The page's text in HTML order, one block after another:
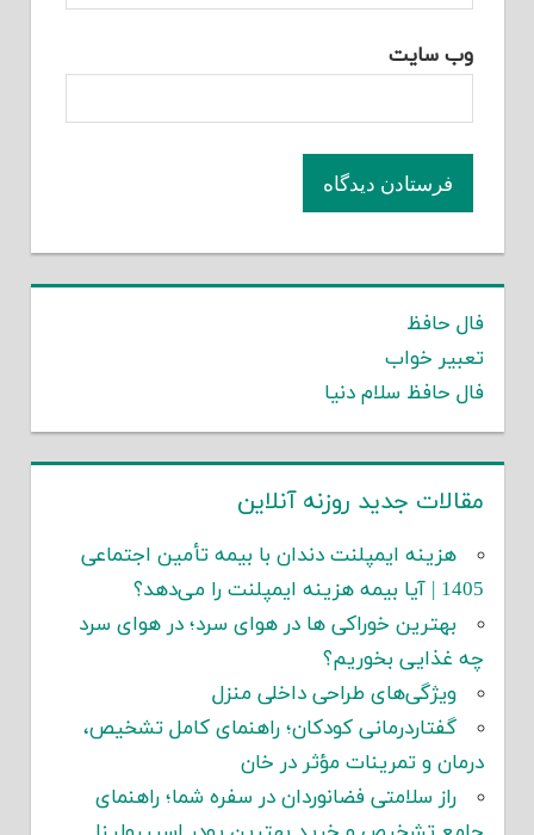
وب‌ سایت
فال حافظ
تعبیر خواب
فال حافظ سلام دنیا
مقالات جدید روزنه آنلاین
هزینه ایمپلنت دندان با بیمه تأمین اجتماعی
1405 | آیا بیمه هزینه ایمپلنت را می‌دهد؟
بهترین خوراکی ها در هوای سرد؛ در هوای سرد
چه غذایی بخوریم؟
ویژگی‌های طراحی داخلی منزل
گفتاردرمانی کودکان؛ راهنمای کامل تشخیص،
درمان و تمرینات مؤثر در خان
راز سلامتی فضانوردان در سفره شما؛ راهنمای